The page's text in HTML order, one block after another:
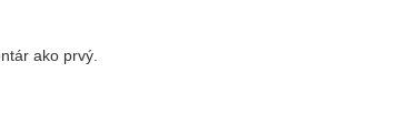
ako prvý.